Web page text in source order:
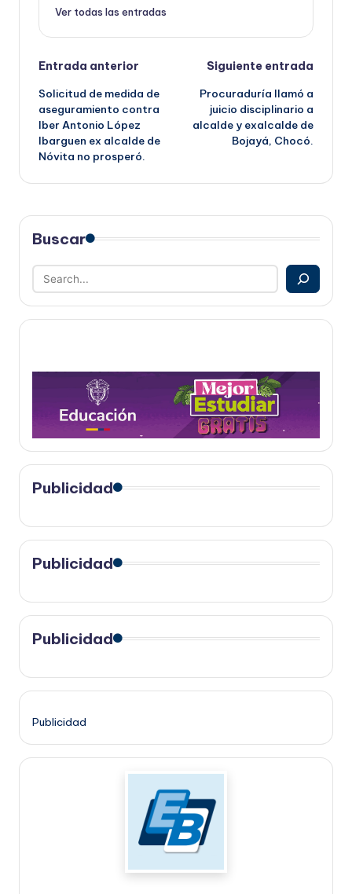
Ver todas las entradas
Navegación
de
entradas
Entrada anterior
Solicitud de medida de
aseguramiento contra
Iber Antonio López
Ibarguen ex alcalde de
Nóvita no prosperó.
Siguiente entrada
Procuraduría llamó a
juicio disciplinario a
alcalde y exalcalde de
Bojayá, Chocó.
Buscar
Publicidad
Publicidad
Publicidad
Publicidad